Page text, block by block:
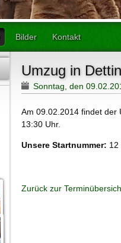
Bilder Kontakt
Umzug in
Sonntag, den
Am 09.02.2014 findet der
13:30 Uhr.
Unsere Startnummer: 12
Zurück zur